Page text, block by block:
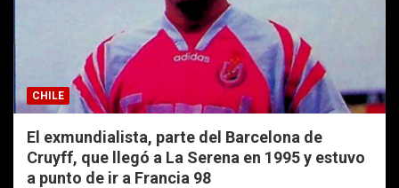
CHILE
El exmundialista, parte del Barcelona de
Cruyff, que llegó a La Serena en 1995 y estuvo
a punto de ir a Francia 98